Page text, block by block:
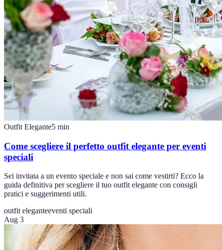
Outfit Elegante5 min
Come scegliere il perfetto outfit elegante per eventi
speciali
Sei invitata a un evento speciale e non sai come vestirti? Ecco la
guida definitiva per scegliere il tuo outfit elegante con consigli
pratici e suggerimenti utili.
outfit eleganteeventi speciali
Aug 3